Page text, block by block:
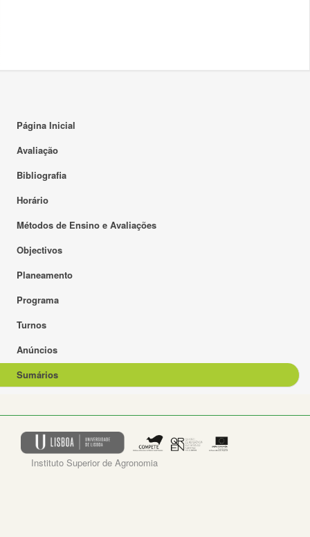
Página Inicial
Avaliação
Bibliografia
Horário
Métodos de Ensino e Avaliações
Objectivos
Planeamento
Programa
Turnos
Anúncios
Sumários
Instituto Superior de Agronomia